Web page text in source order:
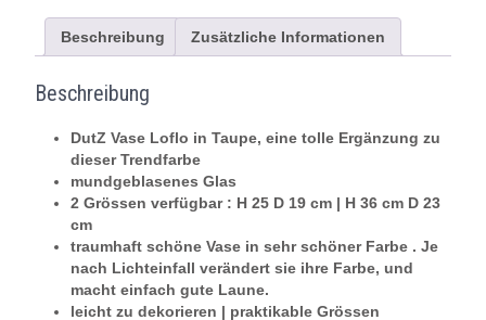
Grössen
Menge
Beschreibung Zusätzliche Informationen
Beschreibung
DutZ Vase Loflo in Taupe, eine tolle Ergänzung zu
dieser Trendfarbe
mundgeblasenes Glas
2 Grössen verfügbar : H 25 D 19 cm | H 36 cm D 23
cm
traumhaft schöne Vase in sehr schöner Farbe . Je
nach Lichteinfall verändert sie ihre Farbe, und
macht einfach gute Laune.
leicht zu dekorieren | praktikable Grössen